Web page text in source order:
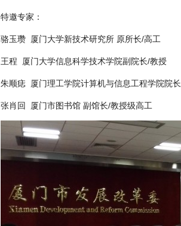
特邀专家：
骆玉瓒 厦门大学新技术研究所 原所长/高工
王程 厦门大学信息科学技术学院副院长/教授
朱顺痣 厦门理工学院计算机与信息工程学院院
张肖回 厦门市图书馆 副馆长/教授级高工